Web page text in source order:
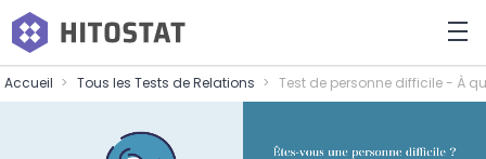
Accueil Tous les Tests de Relations Test de personne difficile - À